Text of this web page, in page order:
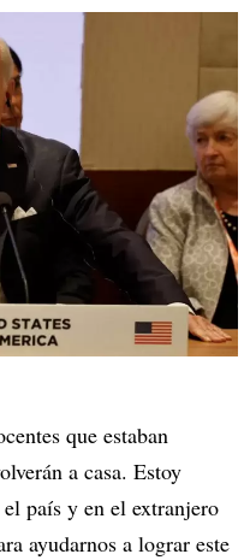
que estaban
a casa. Estoy
país y en el extranjero
ayudarnos a lograr este